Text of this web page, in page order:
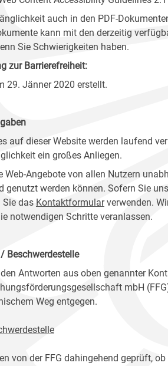
auch in den PDF-
kann mit den derzeitig
Sie Schwierigkeiten haben.
zur Barrierefreiheit:
29. Jänner 2020 erstellt.
auf dieser Website werden laufend
ein großes Anliegen.
Web-Angebote von allen Nutzern
genutzt werden können. Sofern Sie
Sie das Kontaktformularverwenden.
notwendigen Schritte veranlassen.
Beschwerdestelle
Antworten aus oben genannter
mbH
Weg entgegen.
von der FFG dahingehend geprüft,